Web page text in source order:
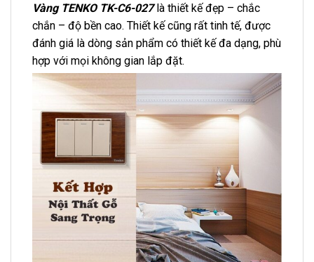
Vàng TENKO TK-C6-027là thiết kế đẹp – chắc
chắn – độ bền cao. Thiết kế cũng rất tinh tế, được
đánh giá là dòng sản phẩm có thiết kế đa dạng, phù
hợp với mọi không gian lắp đặt.